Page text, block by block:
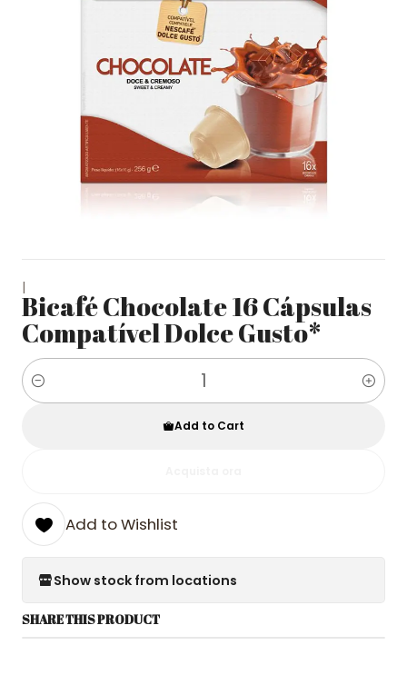
|
Bicafé Chocolate 16 Cápsulas
Compatível Dolce Gusto*
Quantity
Add to Cart
Add to Wishlist
Show stock from locations
SHARE THIS PRODUCT